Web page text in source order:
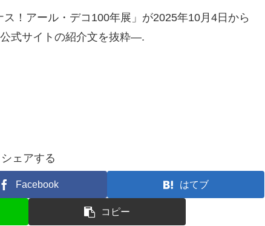
！アール・デコ100年展」が2025年10月4日から
式サイトの紹介文を抜粋—.
シェアする
Facebook はてブ
コピー